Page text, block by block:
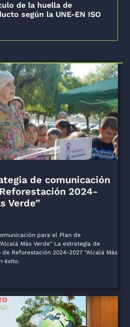
de la huella de
según la UNE-EN ISO
de comunicación
2024-
Verde”
para el Plan de
Más Verde” La estrategia de
Reforestación 2024-2027 “Alcalá Más
éxito.